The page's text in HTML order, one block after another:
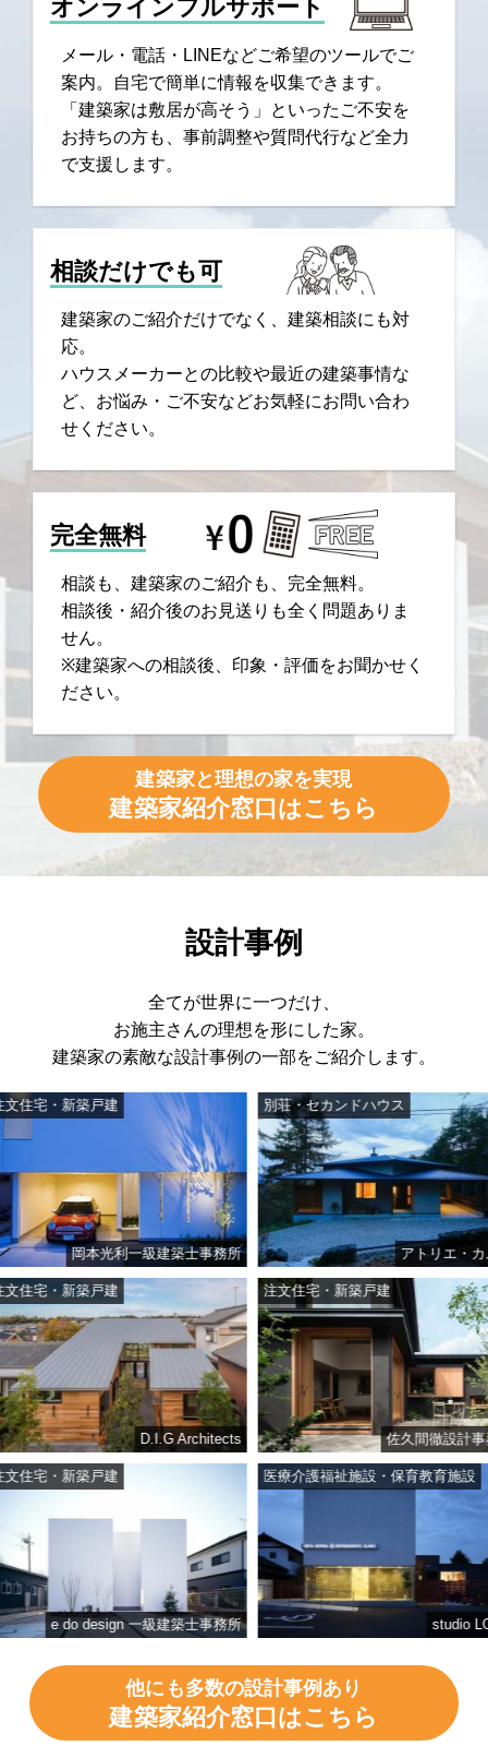
オンラインフルサポート
メール・電話・LINEなどご希望のツールでご
案内。自宅で簡単に情報を収集できます。
「建築家は敷居が高そう」といったご不安を
お持ちの方も、事前調整や質問代行など全力
で支援します。
相談だけでも可
建築家のご紹介だけでなく、建築相談にも対
応。
ハウスメーカーとの比較や最近の建築事情な
ど、お悩み・ご不安などお気軽にお問い合わ
せください。
完全無料
相談も、建築家のご紹介も、完全無料。
相談後・紹介後のお見送りも全く問題ありま
せん。
※建築家への相談後、印象・評価をお聞かせく
ださい。
建築家と理想の家を実現
建築家紹介窓口はこちら
設計事例
全てが世界に一つだけ、
お施主さんの理想を形にした家。
建築家の素敵な設計事例の一部をご紹介します。
・新築戸建
岡本光利一級建築士事務所
別荘・セカンドハウス
アトリエ・カムイ
・新築戸建
D.I.G Architects
注文住宅・新築戸建
佐久間徹設計事務所
・新築戸建
e do design 一級建築士事務所
医療介護福祉施設・保育教育施設
studio LOOP
他にも多数の設計事例あり
建築家紹介窓口はこちら